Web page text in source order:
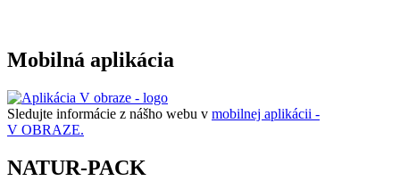
Mobilná aplikácia
Sledujte informácie z nášho webu v mobilnej aplikácii -
V OBRAZE.
NATUR-PACK